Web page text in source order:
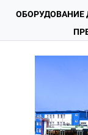
ОБОРУДОВАНИЕ